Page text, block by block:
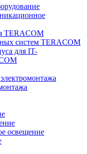
TERACOM
систем TERACOM
для IT-
освещение